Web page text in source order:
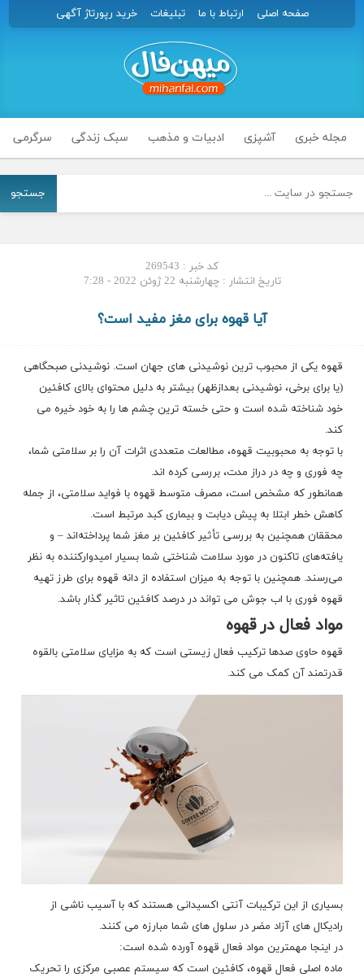
صفحه اصلی ارتباط با ما تبلیغات خرید رپورتاژ آگهی
مجله خبری آشپزی ادبیات و مذهب سبک زندگی سرگرمی
جستجو
کد خبر : 269543
تاریخ انتشار : چهارشنبه 22 ژوئن 2022 - 7:28
آیا قهوه برای مغز مفید است؟
قهوه یکی از محبوب ترین نوشیدنی های جهان است. نوشیدنی صبحگاهی
(یا برای برخی، نوشیدنی بعدازظهر) بیشتر به دلیل محتوای بالای کافئین
خود شناخته شده است و حتی خسته ترین چشم ها را به خود خیره می
کند.
با توجه به محبوبیت قهوه، مطالعات متعددی اثرات آن را بر سلامتی شما،
چه فوری و چه در دراز مدت، بررسی کرده اند.
همانطور که مشخص است، مصرف متوسط ​​قهوه با فواید سلامتی، از جمله
کاهش خطر ابتلا به پیش دیابت و بیماری کبد مرتبط است.
محققان همچنین به بررسی تأثیر کافئین بر مغز شما پرداخته‌اند – و
یافته‌های تاکنون در مورد سلامت شناختی شما بسیار امیدوارکننده به نظر
می‌رسند. همچنین با توجه به میزان استفاده از دانه قهوه برای طرز تهیه
قهوه فوری با اب جوش می تواند در درصد کافئین تاثیر گذار باشد.
مواد فعال در قهوه
قهوه حاوی صدها ترکیب فعال زیستی است که به مزایای سلامتی بالقوه
قدرتمند آن کمک می کند.
بسیاری از این ترکیبات آنتی اکسیدانی هستند که با آسیب ناشی از
رادیکال های آزاد مضر در سلول های شما مبارزه می کنند.
در اینجا مهمترین مواد فعال قهوه آورده شده است:
ماده اصلی فعال قهوه، کافئین است که سیستم عصبی مرکزی را تحریک